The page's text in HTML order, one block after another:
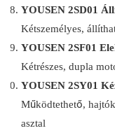
YOUSEN 2SD01
Kétszemélyes,
YOUSEN 2SF01
Kétrészes, dupla
YOUSEN 2SY01
Működtethető,
asztal